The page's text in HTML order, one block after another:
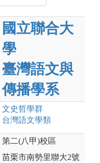
國立聯合大
學
臺灣語文與
傳播學系
文史哲學群
台灣語文學類
第二(八甲)校區
苗栗市南勢里聯大2號